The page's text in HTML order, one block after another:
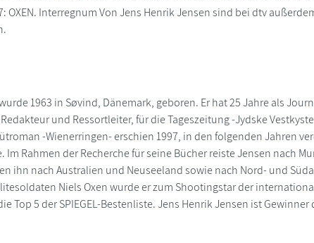
OXEN. Interregnum Von Jens Henrik Jensen sind bei dtv
1963 in Søvind, Dänemark, geboren. Er hat 25 Jahre als
und Ressortleiter, für die Tageszeitung -Jydske
-Wienerringen- erschien 1997, in den folgenden Jahren
Im Rahmen der Recherche für seine Bücher reiste Jensen nach
ihn nach Australien und Neuseeland sowie nach Nord- und
Niels Oxen wurde er zum Shootingstar der
Top 5 der SPIEGEL-Bestenliste. Jens Henrik Jensen ist Gewinner